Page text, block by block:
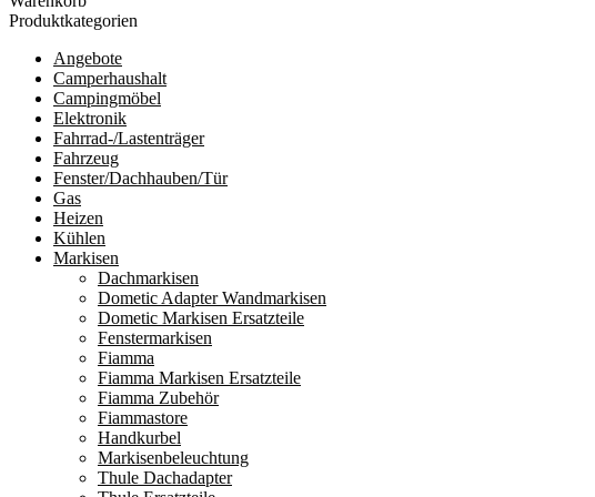
Produktkategorien
Angebote
Camperhaushalt
Campingmöbel
Elektronik
Fahrrad-/Lastenträger
Fahrzeug
Fenster/Dachhauben/Tür
Gas
Heizen
Kühlen
Markisen
Dachmarkisen
Dometic Adapter Wandmarkisen
Dometic Markisen Ersatzteile
Fenstermarkisen
Fiamma
Fiamma Markisen Ersatzteile
Fiamma Zubehör
Fiammastore
Handkurbel
Markisenbeleuchtung
Thule Dachadapter